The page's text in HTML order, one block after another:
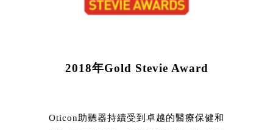
2018年Gold Stevie Award
Oticon助聽器持續受到卓越的醫療保健和